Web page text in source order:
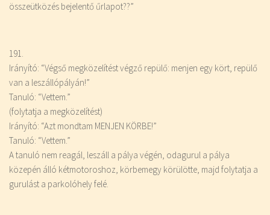
összeütközés bejelentő űrlapot??”
191.
Irányító: “Végső megközelítést végző repülő: menjen egy kört, repülő
van a leszállópályán!”
Tanuló: “Vettem.”
(folytatja a megközelítést)
Irányító: “Azt mondtam MENJEN KÖRBE!”
Tanuló: “Vettem.”
A tanuló nem reagál, leszáll a pálya végén, odagurul a pálya
közepén álló kétmotoroshoz, körbemegy körülötte, majd folytatja a
gurulást a parkolóhely felé.